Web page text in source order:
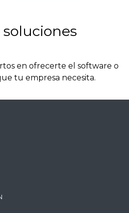
en ofrecerte el software o
tu empresa necesita.